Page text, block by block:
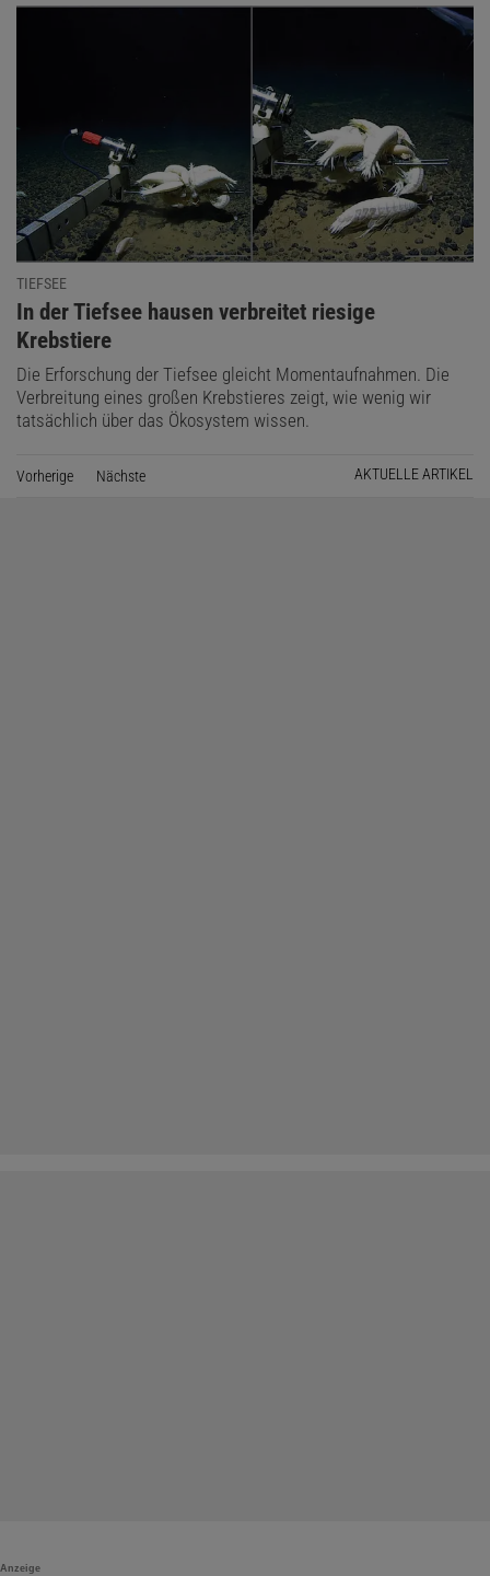
TIEFSEE
In der Tiefsee hausen verbreitet riesige
Krebstiere
Die Erforschung der Tiefsee gleicht Momentaufnahmen. Die
Verbreitung eines großen Krebstieres zeigt, wie wenig wir
tatsächlich über das Ökosystem wissen.
Vorherige SeiteNächste AKTUELLE ARTIKEL
Anzeige